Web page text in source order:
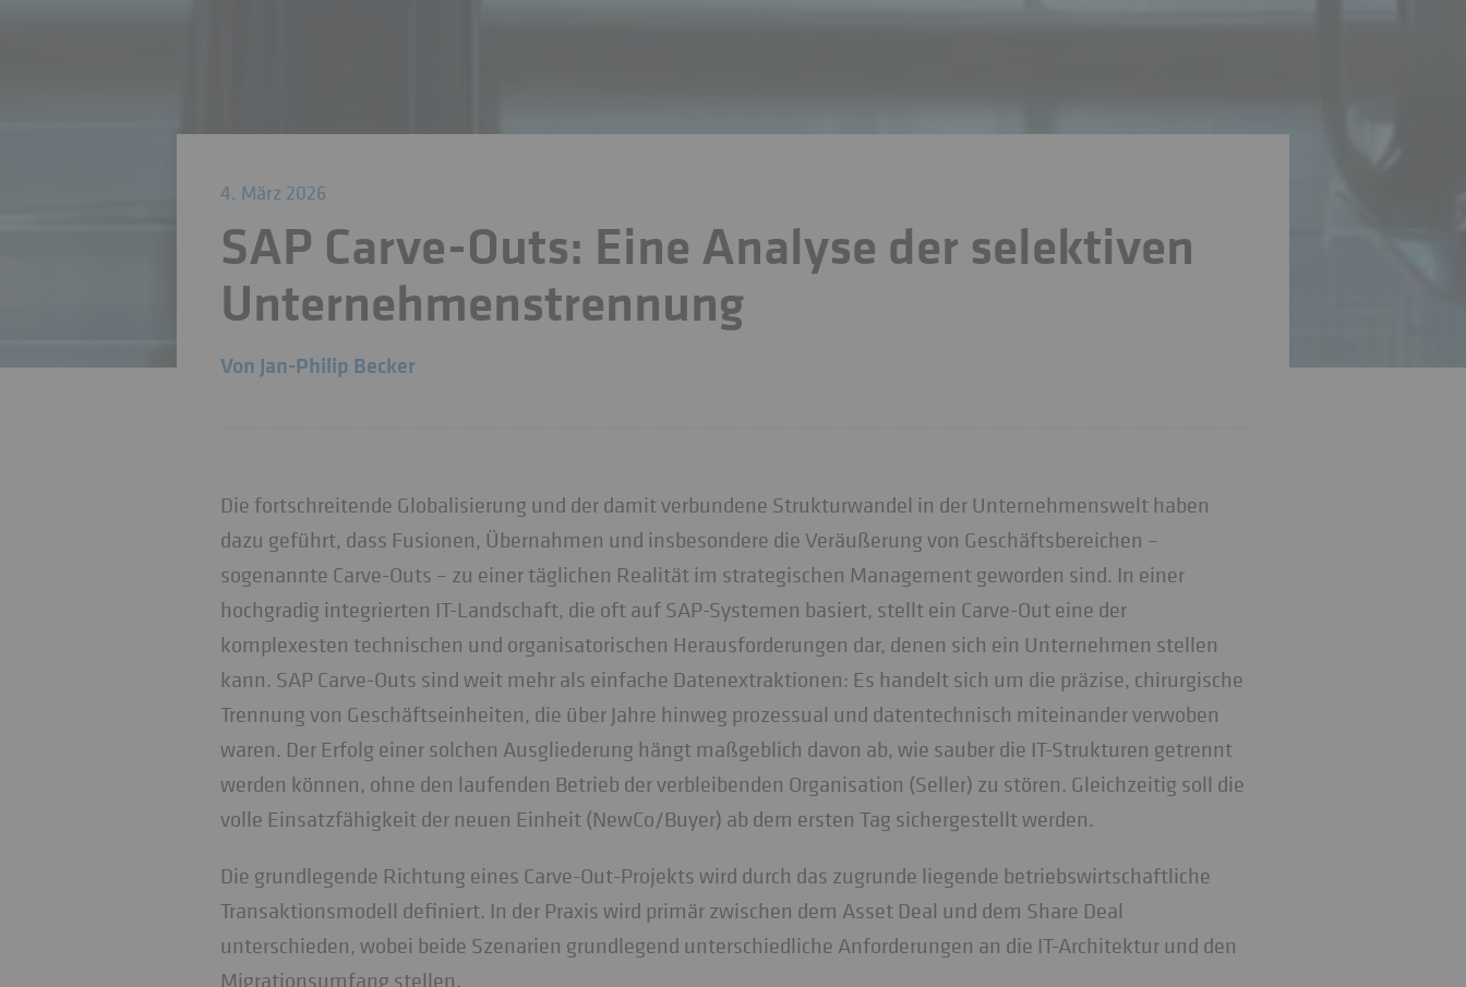
4. März 2026
SAP Carve-Outs: Eine Analyse der selektiven
Unternehmenstrennung
Von Jan-Philip Becker
Die fortschreitende Globalisierung und der damit verbundene Strukturwandel in der Unternehmenswelt haben
dazu geführt, dass Fusionen, Übernahmen und insbesondere die Veräußerung von Geschäftsbereichen –
sogenannte Carve-Outs – zu einer täglichen Realität im strategischen Management geworden sind. In einer
hochgradig integrierten IT-Landschaft, die oft auf SAP-Systemen basiert, stellt ein Carve-Out eine der
komplexesten technischen und organisatorischen Herausforderungen dar, denen sich ein Unternehmen stellen
kann. SAP Carve-Outs sind weit mehr als einfache Datenextraktionen: Es handelt sich um die präzise, chirurgische
Trennung von Geschäftseinheiten, die über Jahre hinweg prozessual und datentechnisch miteinander verwoben
waren. Der Erfolg einer solchen Ausgliederung hängt maßgeblich davon ab, wie sauber die IT-Strukturen getrennt
werden können, ohne den laufenden Betrieb der verbleibenden Organisation (Seller) zu stören. Gleichzeitig soll die
volle Einsatzfähigkeit der neuen Einheit (NewCo/Buyer) ab dem ersten Tag sichergestellt werden.
Die grundlegende Richtung eines Carve-Out-Projekts wird durch das zugrunde liegende betriebswirtschaftliche
Transaktionsmodell definiert. In der Praxis wird primär zwischen dem Asset Deal und dem Share Deal
unterschieden, wobei beide Szenarien grundlegend unterschiedliche Anforderungen an die IT-Architektur und den
Migrationsumfang stellen.